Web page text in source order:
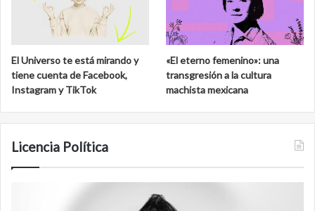
El Universo te está mirando y
tiene cuenta de Facebook,
Instagram y TikTok
«El eterno femenino»: una
transgresión a la cultura
machista mexicana
Licencia Política